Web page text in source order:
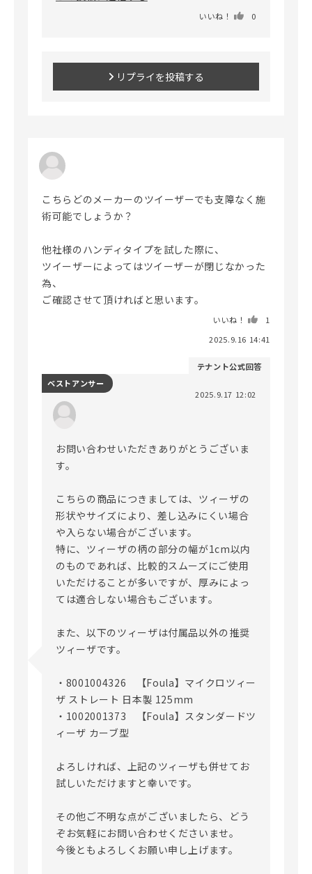
いいね！ 0
リプライを投稿する
こちらどのメーカーのツイーザーでも支障なく施
術可能でしょうか？
他社様のハンディタイプを試した際に、
ツイーザーによってはツイーザーが閉じなかった
為、
ご確認させて頂ければと思います。
いいね！
1
2025.9.16 14:41
2025.9.17 12:02
お問い合わせいただきありがとうございま
す。
こちらの商品につきましては、ツィーザの
形状やサイズにより、差し込みにくい場合
や入らない場合がございます。
特に、ツィーザの柄の部分の幅が1cm以内
のものであれば、比較的スムーズにご使用
いただけることが多いですが、厚みによっ
ては適合しない場合もございます。
また、以下のツィーザは付属品以外の推奨
ツィーザです。
・8001004326　【Foula】マイクロツィー
ザ ストレート 日本製 125mm
・1002001373　【Foula】スタンダードツ
ィーザ カーブ型
よろしければ、上記のツィーザも併せてお
試しいただけますと幸いです。
その他ご不明な点がございましたら、どう
ぞお気軽にお問い合わせくださいませ。
今後ともよろしくお願い申し上げます。
ベストアンサー
テナント公式回答